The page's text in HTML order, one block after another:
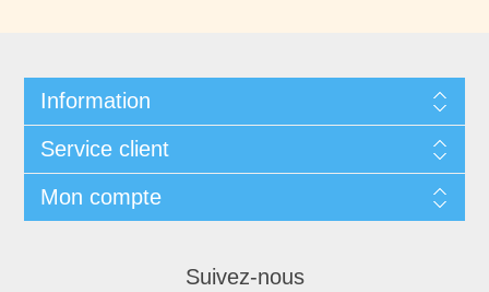
Information
Service client
Mon compte
Suivez-nous